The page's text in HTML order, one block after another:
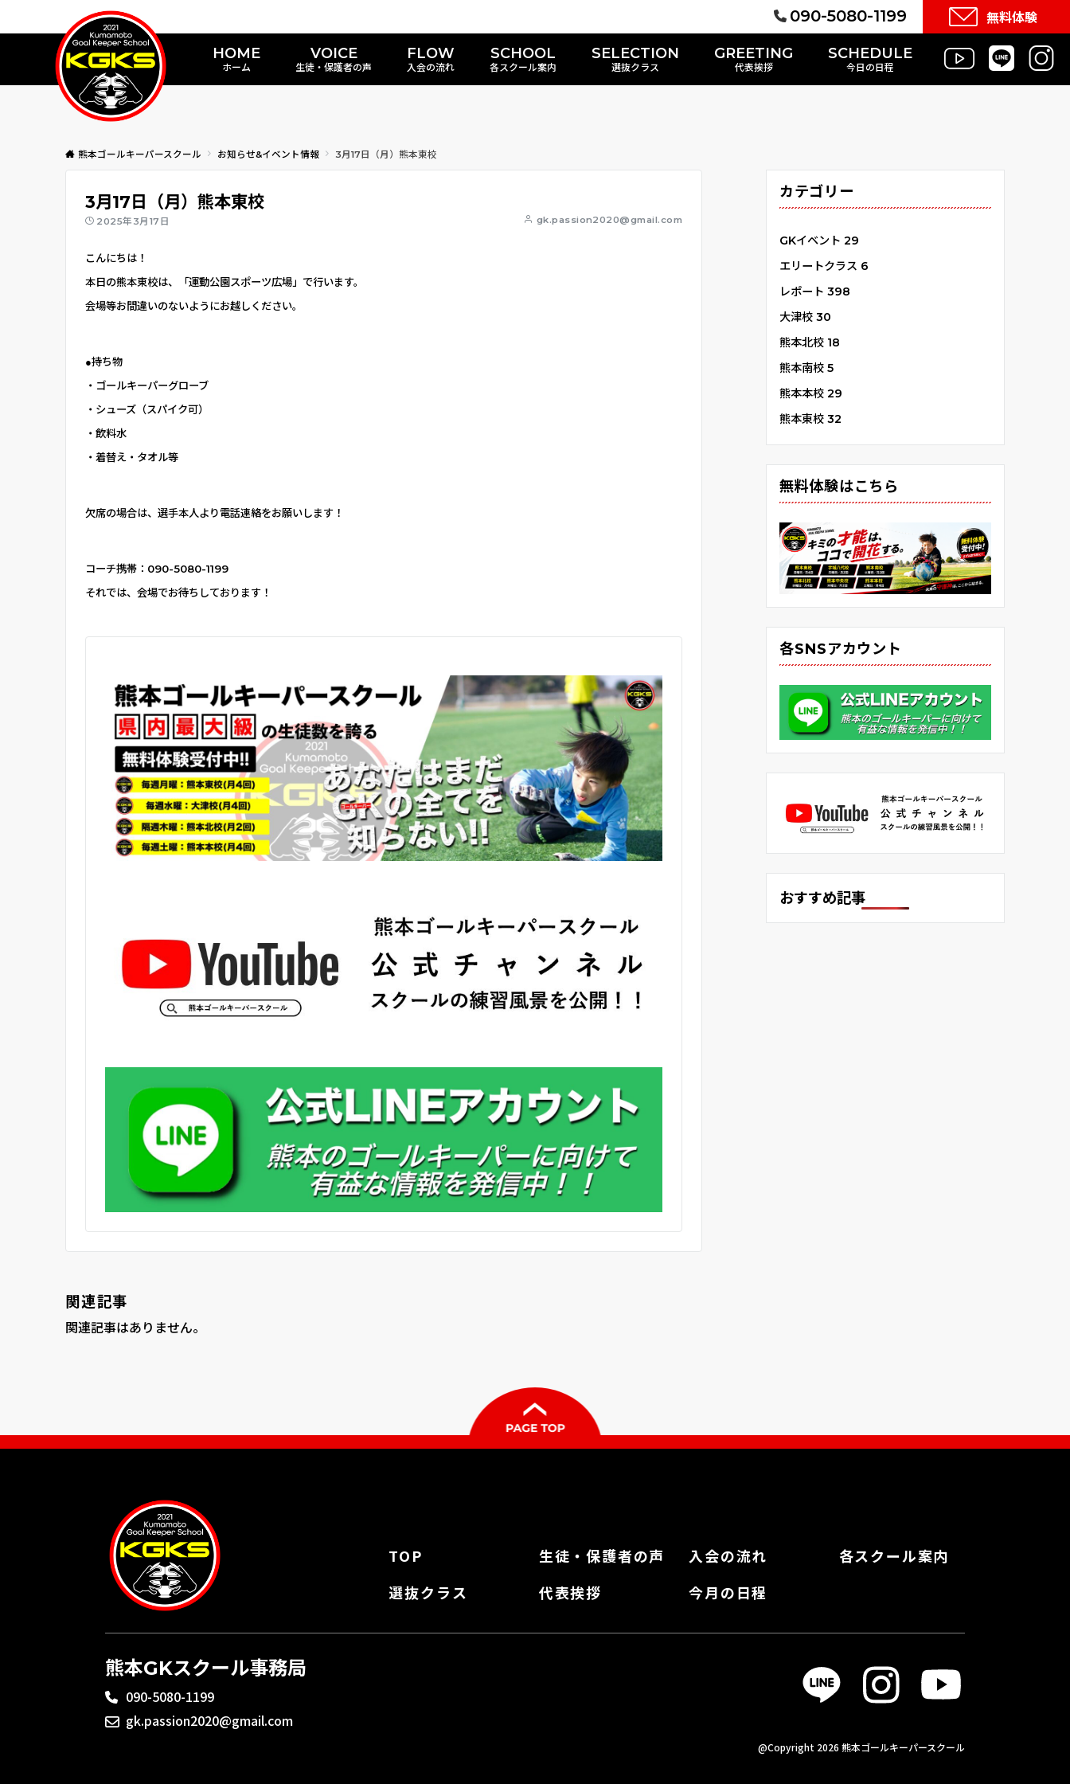
090-5080-1199 無料体験
HOME
ホーム
VOICE
生徒・保護者の声
FLOW
入会の流れ
SCHOOL
各スクール案内
SELECTION
選抜クラス
GREETING
代表挨拶
SCHEDULE
今日の日程
熊本ゴールキーパースクール お知らせ&イベント情報 3月17日（月）熊本東校
3月17日（月）熊本東校
2025年3月17日 gk.passion2020@gmail.com
こんにちは！
本日の熊本東校は、「運動公園スポーツ広場」で行います。
会場等お間違いのないようにお越しください。
●持ち物
・ゴールキーパーグローブ
・シューズ（スパイク可）
・飲料水
・着替え・タオル等
欠席の場合は、選手本人より電話連絡をお願いします！
コーチ携帯： 090-5080-1199
それでは、会場でお待ちしております！
関連記事
関連記事はありません。
カテゴリー
GKイベント 29
エリートクラス 6
レポート 398
大津校 30
熊本北校 18
熊本南校 5
熊本本校 29
熊本東校 32
無料体験はこちら
各SNSアカウント
おすすめ記事
TOP 生徒・保護者の声 入会の流れ
各スクール案内
選抜クラス
代表挨拶 今月の日程
熊本GKスクール事務局
090-5080-1199
gk.passion2020@gmail.com
@Copyright 2026 熊本ゴールキーパースクール